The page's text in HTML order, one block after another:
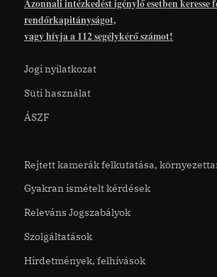
Azonnali intézkedést igénylő esetben keresse
rendőrkapitányságot,
vagy hívja a 112 segélykérő számot!
Jogi nyilatkozat
Süti használat
ÁSZF
Rejtett kamerák felkutatása,
Gyakran ismételt kérdések
Releváns Jogszabályok
Szolgáltatások
Hirdetmények, felhívások